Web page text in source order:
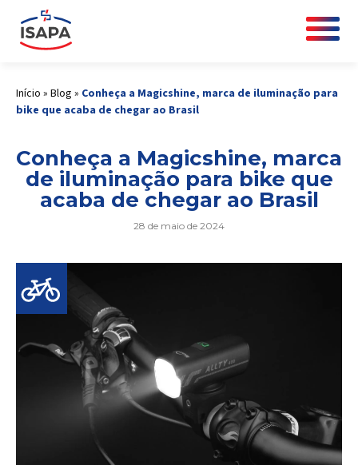
Início » Blog » Conheça a Magicshine, marca de iluminação para
bike que acaba de chegar ao Brasil
Conheça a Magicshine, marca
de iluminação para bike que
acaba de chegar ao Brasil
28 de maio de 2024